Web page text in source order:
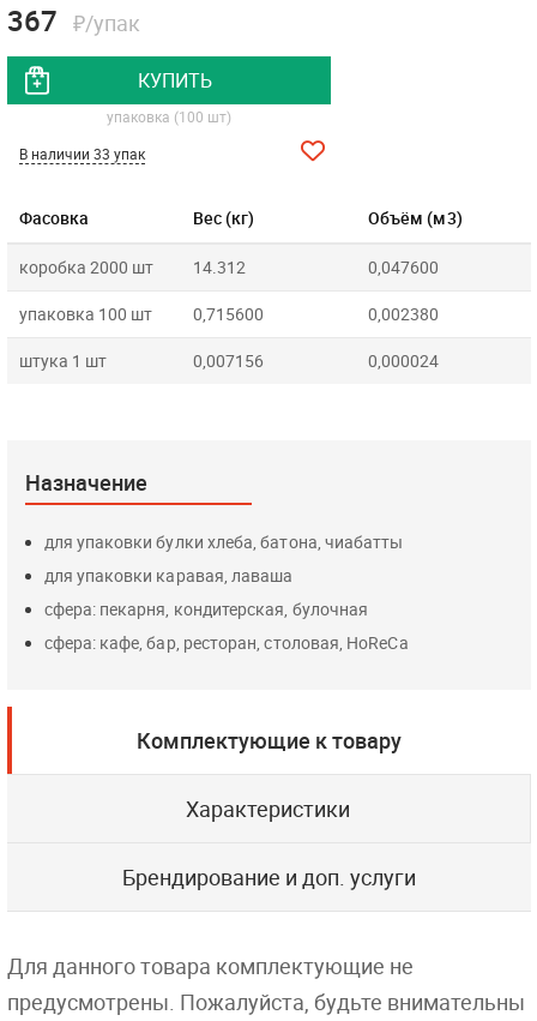
Фасовка Вес (кг) Объём (м3)
коробка 2000 шт 14.312 0,047600
упаковка 100 шт 0,715600 0,002380
штука 1 шт 0,007156 0,000024
367 ₽/упак
КУПИТЬ
упаковка (100 шт)
В наличии 33 упак
Назначение
для упаковки булки хлеба, батона, чиабатты
для упаковки каравая, лаваша
сфера: пекарня, кондитерская, булочная
сфера: кафе, бар, ресторан, столовая, HoReCa
Комплектующие к товару
Характеристики
Брендирование и доп. услуги
Для данного товара комплектующие не
предусмотрены. Пожалуйста, будьте внимательны